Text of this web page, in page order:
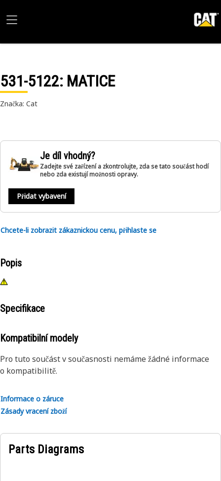
531-5122: MATICE
Značka: Cat
Je díl vhodný?
Zadejte své zařízení a zkontrolujte, zda se tato součást hodí
nebo zda existují možnosti opravy.
Přidat vybavení
Chcete-li zobrazit zákaznickou cenu, přihlaste se
Popis
Specifikace
Kompatibilní modely
Pro tuto součást v současnosti nemáme žádné informace
o kompatibilitě.
Informace o záruce
Zásady vracení zboží
Parts Diagrams